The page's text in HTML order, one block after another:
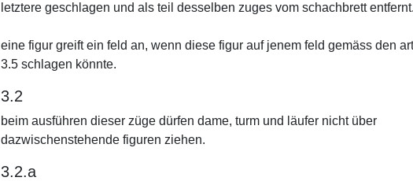
letztere geschlagen und als teil desselben zuges vom schachbrett entfernt.
eine figur greift ein feld an, wenn diese figur auf jenem feld gemäss den
3.5 schlagen könnte.
3.2
beim ausführen dieser züge dürfen dame, turm und läufer nicht über
dazwischenstehende figuren ziehen.
3.2.a